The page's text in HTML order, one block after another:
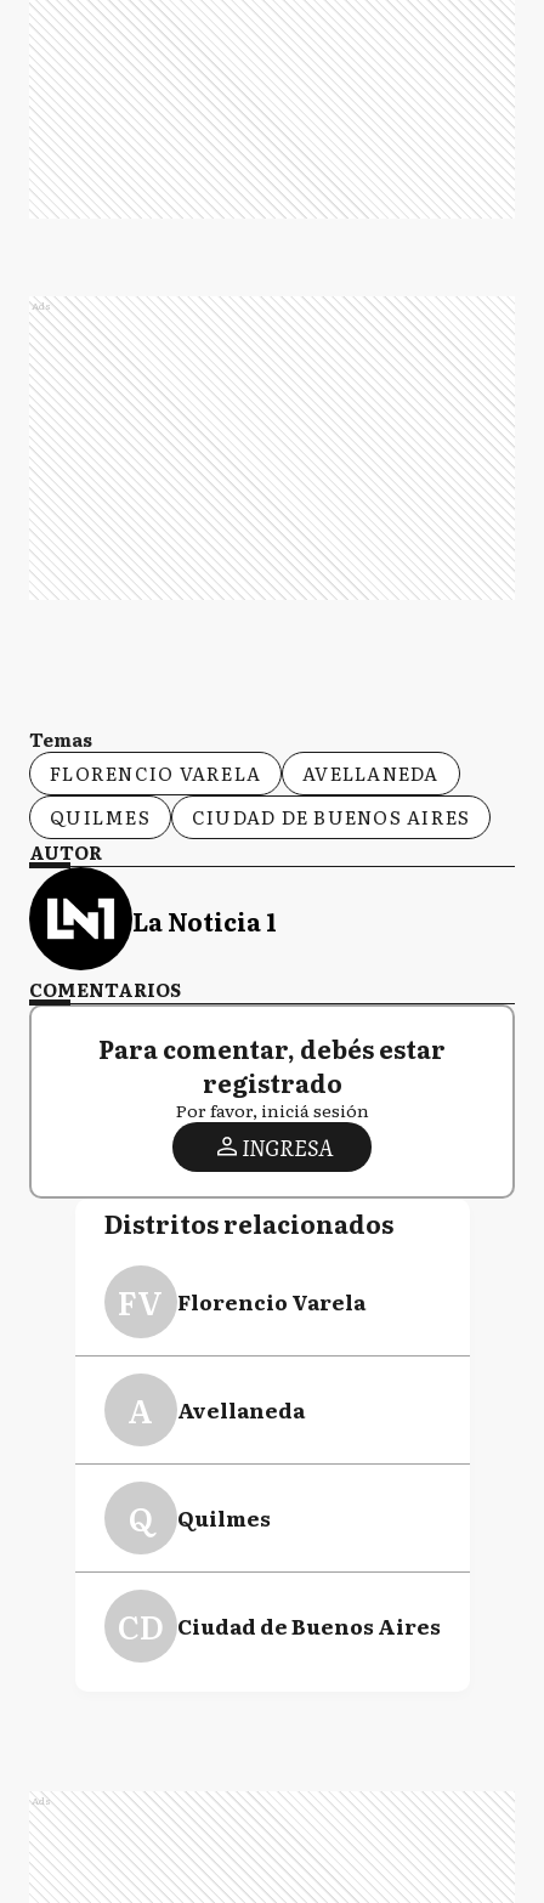
Ads
Temas
FLORENCIO VARELA
AVELLANEDA
QUILMES
CIUDAD DE BUENOS AIRES
AUTOR
La Noticia 1
COMENTARIOS
Para comentar, debés estar
registrado
Por favor, iniciá sesión
INGRESA
Distritos relacionados
FV Florencio Varela
A Avellaneda
Q Quilmes
CD Ciudad de Buenos Aires
Ads